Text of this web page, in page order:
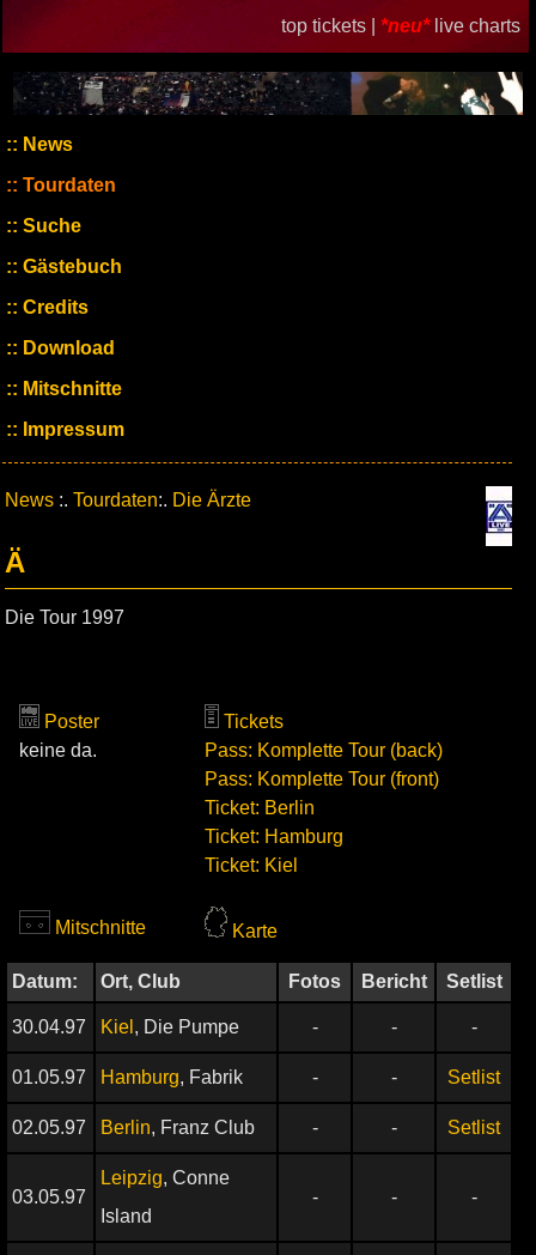
top tickets | *neu* live charts
News
Tourdaten
Suche
Gästebuch
Credits
Download
Mitschnitte
Impressum
News :. Tourdaten:. Die Ärzte
Ä
Die Tour 1997
Poster
keine da.
Tickets
Pass: Komplette Tour (back)
Pass: Komplette Tour (front)
Ticket: Berlin
Ticket: Hamburg
Ticket: Kiel
Mitschnitte Karte
Datum: Ort, Club Fotos Bericht Setlist
30.04.97 Kiel , Die Pumpe - - -
01.05.97 Hamburg, Fabrik - - Setlist
02.05.97 Berlin, Franz Club - - Setlist
03.05.97
Leipzig, Conne
Island
- - -